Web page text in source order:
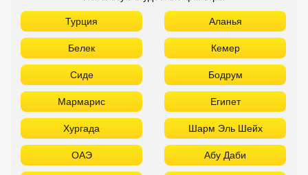
Турция Аланья
Белек Кемер
Сиде Бодрум
Мармарис Египет
Хургада Шарм Эль Шейх
ОАЭ Абу Даби